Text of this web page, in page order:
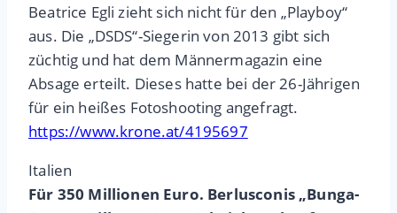
Beatrice Egli zieht sich nicht für den „Playboy“
aus. Die „DSDS“-Siegerin von 2013 gibt sich
züchtig und hat dem Männermagazin eine
Absage erteilt. Dieses hatte bei der 26-Jährigen
für ein heißes Fotoshooting angefragt.
https://www.krone.at/4195697
Italien
Für 350 Millionen Euro. Berlusconis „Bunga-